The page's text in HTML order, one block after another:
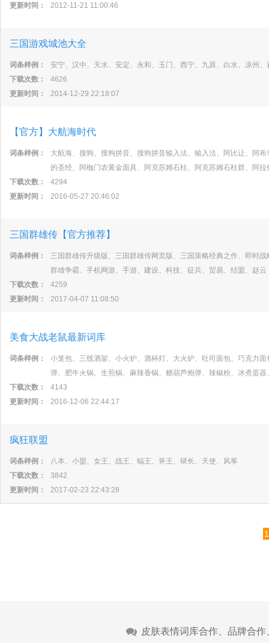
更新时间：
2012-11-21 11:00:46
三国游戏城池大全
词条样例：
安宁、汉中、天水、安定、永和、玉门、西宁、九原、白水、凉州
下载次数：
4626
更新时间：
2014-12-29 22:18:07
【官方】大航海时代
词条样例：
大航海、搜狗、搜狗拼音、搜狗拼音输入法、输入法、阿比让、阿
的圣经、阿枷门农黄金面具、阿克苏姆石柱、阿克苏姆石柱群、阿
下载次数：
4294
更新时间：
2016-05-27 20:46:02
三国群雄传【官方推荐】
词条样例：
三国群雄传升级版、三国群雄传网页版、三国策略经典之作、即时
群雄争霸、手机网游、手游、建设、科技、征兵、贸易、结盟、赵云
下载次数：
4259
更新时间：
2017-04-07 11:08:50
美食大战老鼠最新词库
词条样例：
小笼包、三线酒架、小火炉、酒杯灯、大火炉、吐司面包、巧克力
弹、肥牛火锅、生煎锅、麻辣香锅、糖葫芦炮弹、辣椒粉、冰煮蛋器
下载次数：
4143
更新时间：
2016-12-06 22:44:17
疯狂联盟
词条样例：
八本、小盟、女王、战王、蝠王、斧王、狱长、天使、风筝
下载次数：
3842
更新时间：
2017-02-23 22:43:28
1
皮肤表情词库合作、品牌合